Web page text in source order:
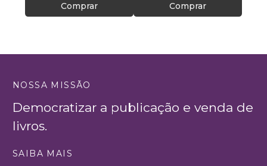
Comprar Comprar
NOSSA MISSÃO
Democratizar a publicação e venda de
livros.
SAIBA MAIS